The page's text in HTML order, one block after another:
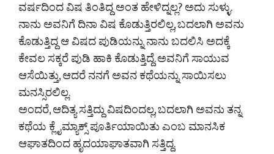
ವರ್ಷದಿಂದ ವಿಷ ತಿಂತಿದ್ದ ಅಂತ ಹೇಳಿದ್ನಲ್ಲ? ಅದು ಸುಳ್ಳು.
ನಾನು ಅವನಿಗೆ ದಿನಾ ವಿಷ ಕೊಡುತ್ತಿರಲಿಲ್ಲ, ಬದಲಾಗಿ ಅವನು
ಕೊಡುತ್ತಿದ್ದ ಆ ವಿಷದ ಪುಡಿಯನ್ನು ನಾನು ಬದಲಿಸಿ ಅದಕ್ಕೆ
ಕೇವಲ ಸಕ್ಕರೆ ಪುಡಿ ಹಾಕಿ ಕೊಡುತ್ತಿದ್ದೆ. ಅವನಿಗೆ ಸಾಯುವ
ಆಸೆಯಿತ್ತು, ಆದರೆ ನನಗೆ ಅವನ ಕಥೆಯನ್ನು ಸಾಯಿಸಲು
ಮನಸ್ಸಿರಲಿಲ್ಲ.
ಅಂದರೆ, ಆದಿತ್ಯ ಸತ್ತಿದ್ದು ವಿಷದಿಂದಲ್ಲ, ಬದಲಾಗಿ ಅವನು ತನ್ನ
ಕಥೆಯ ಕ್ಲೈಮ್ಯಾಕ್ಸ್ ಪೂರ್ತಿಯಾಯಿತು ಎಂಬ ಮಾನಸಿಕ
ಆಘಾತದಿಂದ ಹೃದಯಾಘಾತವಾಗಿ ಸತ್ತಿದ್ದ.